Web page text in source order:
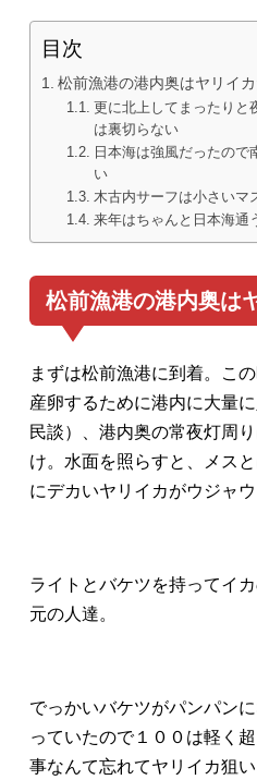
目次
松前漁港の港内奥はヤリイ
更に北上してまったりと
は裏切らない
日本海は強風だったので
い
木古内サーフは小さいマ
来年はちゃんと日本海通
松前漁港の港内奥は
まずは松前漁港に到着。こ
産卵するために港内に大量
民談）、港内奥の常夜灯周
け。水面を照らすと、メス
にデカいヤリイカがウジャウ
ライトとバケツを持ってイ
元の人達。
でっかいバケツがパンパン
っていたので１００は軽く
事なんて忘れてヤリイカ狙